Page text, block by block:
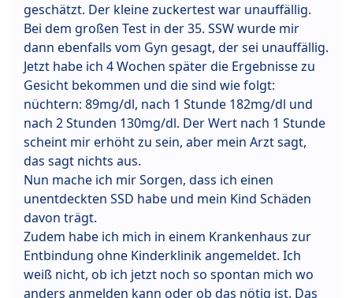
geschätzt. Der kleine zuckertest war unauffällig.
Bei dem großen Test in der 35. SSW wurde mir
dann ebenfalls vom Gyn gesagt, der sei unauffällig.
Jetzt habe ich 4 Wochen später die Ergebnisse zu
Gesicht bekommen und die sind wie folgt:
nüchtern: 89mg/dl, nach 1 Stunde 182mg/dl und
nach 2 Stunden 130mg/dl. Der Wert nach 1 Stunde
scheint mir erhöht zu sein, aber mein Arzt sagt,
das sagt nichts aus.
Nun mache ich mir Sorgen, dass ich einen
unentdeckten SSD habe und mein Kind Schäden
davon trägt.
Zudem habe ich mich in einem Krankenhaus zur
Entbindung ohne Kinderklinik angemeldet. Ich
weiß nicht, ob ich jetzt noch so spontan mich wo
anders anmelden kann oder ob das nötig ist. Das